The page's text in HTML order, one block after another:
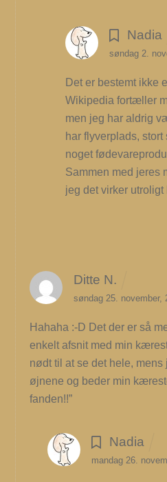
Nadia
søndag 2.
Det er bestemt ikke
Wikipedia fortæller
men jeg har aldrig
har flyverplads,
noget
Sammen med jeres
jeg det virker utroligt
Ditte N.
søndag 25. november,
Hahaha :-D Det der er så
enkelt afsnit med min
nødt til at se det hele, mens
øjnene og beder min
fanden!!”
Nadia
mandag 26.